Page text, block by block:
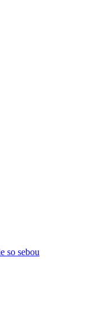
so sebou